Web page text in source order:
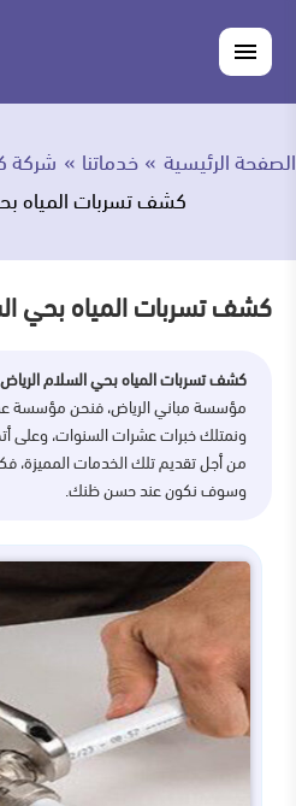
إلى
المحتوى
القائمة
مباني
اغلاق
القائمة
المدونة
اتصل
الصفحة الرئيسية خدماتنا
شركة
كشف تسربات المياه
كشف تسربات المياه بحي
كشف تسربات المياه بحي السلام الرياض
مؤسسة مباني الرياض، فنحن مؤسسة
ونمتلك خبرات عشرات السنوات، وعلى
من أجل تقديم تلك الخدمات المميزة،
وسوف نكون عند حسن ظنك.